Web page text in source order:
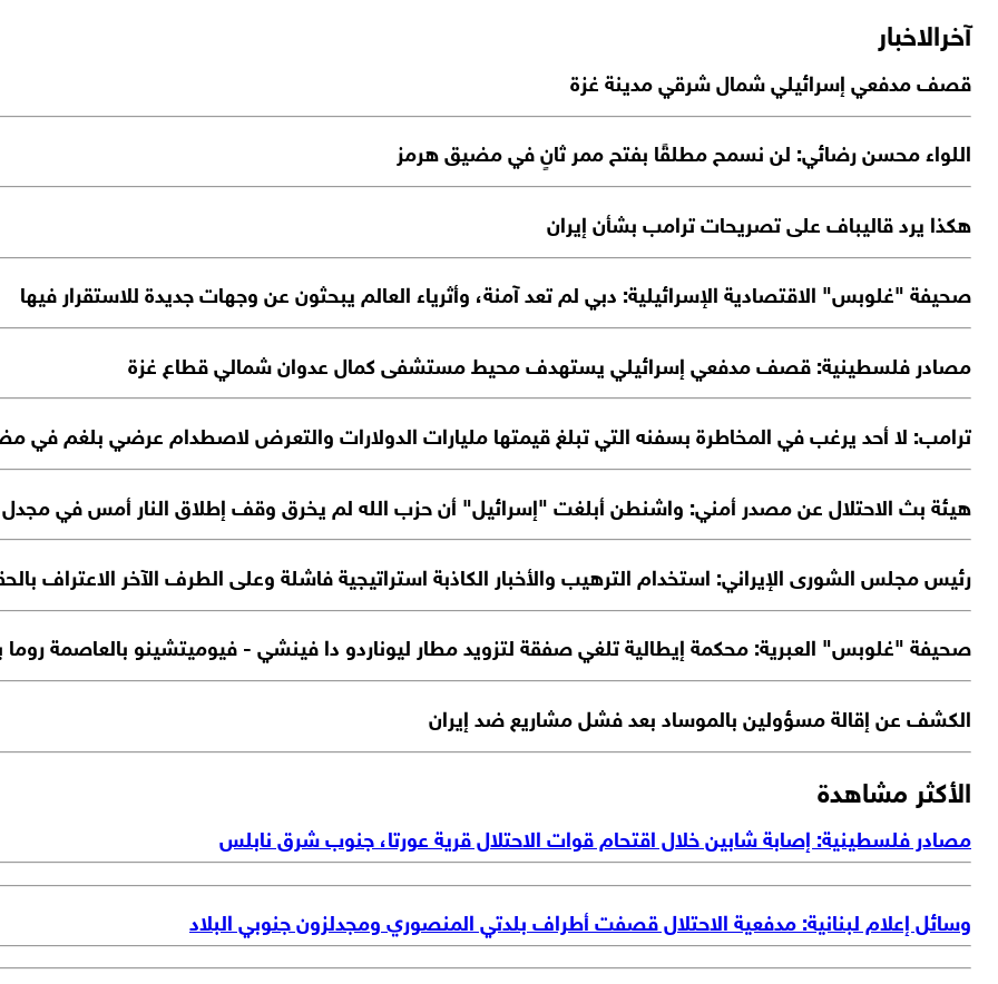
آخرالاخبار
قصف مدفعي إسرائيلي شمال شرقي مدينة غزة
اللواء محسن رضائي: لن نسمح مطلقًا بفتح ممر ثانٍ في مضيق هرمز
هكذا يرد قاليباف على تصريحات ترامب بشأن إيران
صحيفة "غلوبس" الاقتصادية الإسرائيلية: دبي لم تعد آمنة، وأثرياء العالم يبحثون عن وجهات جديدة للاستقرار فيها
مصادر فلسطينية: قصف مدفعي إسرائيلي يستهدف محيط مستشفى كمال عدوان شمالي قطاع غزة
ترامب: لا أحد يرغب في المخاطرة بسفنه التي تبلغ قيمتها مليارات الدولارات والتعرض لاصطدام عرضي بلغم في
هيئة بث الاحتلال عن مصدر أمني: واشنطن أبلغت "إسرائيل" أن حزب الله لم يخرق وقف إطلاق النار أمس في
رئيس مجلس الشورى الإيراني: استخدام الترهيب والأخبار الكاذبة استراتيجية فاشلة وعلى الطرف الآخر الاعتراف
صحيفة "غلوبس" العبرية: محكمة إيطالية تلغي صفقة لتزويد مطار ليوناردو دا فينشي - فيوميتشينو بالعاصمة روما
الكشف عن إقالة مسؤولين بالموساد بعد فشل مشاريع ضد إيران
الأكثر مشاهدة
مصادر فلسطينية: إصابة شابين خلال اقتحام قوات الاحتلال قرية عورتا، جنوب شرق نابلس
وسائل إعلام لبنانية: مدفعية الاحتلال قصفت أطراف بلدتي المنصوري ومجدلزون جنوبي البلاد